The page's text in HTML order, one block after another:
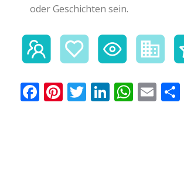
oder Geschichten sein.
Facebook
Pinterest
Twitter
LinkedIn